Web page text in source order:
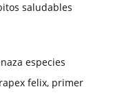
saludables
especies
felix, primer